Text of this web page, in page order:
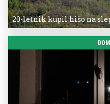
20-letnik kupil hišo na